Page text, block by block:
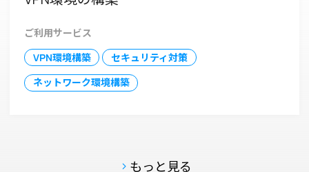
ご利用サービス
VPN環境構築
セキュリティ対策
ネットワーク環境構築
もっと見る